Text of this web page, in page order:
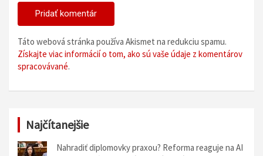
Táto webová stránka používa Akismet na redukciu spamu.
Získajte viac informácií o tom, ako sú vaše údaje z komentárov
spracovávané.
Najčítanejšie
Nahradiť diplomovky praxou? Reforma reaguje na AI